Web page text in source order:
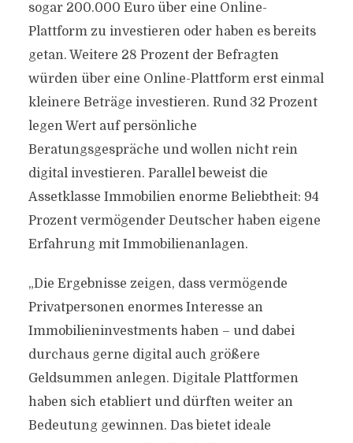
sogar 200.000 Euro über eine Online-
Plattform zu investieren oder haben es bereits
getan. Weitere 28 Prozent der Befragten
würden über eine Online-Plattform erst einmal
kleinere Beträge investieren. Rund 32 Prozent
legen Wert auf persönliche
Beratungsgespräche und wollen nicht rein
digital investieren. Parallel beweist die
Assetklasse Immobilien enorme Beliebtheit: 94
Prozent vermögender Deutscher haben eigene
Erfahrung mit Immobilienanlagen.
„Die Ergebnisse zeigen, dass vermögende
Privatpersonen enormes Interesse an
Immobilieninvestments haben – und dabei
durchaus gerne digital auch größere
Geldsummen anlegen. Digitale Plattformen
haben sich etabliert und dürften weiter an
Bedeutung gewinnen. Das bietet ideale